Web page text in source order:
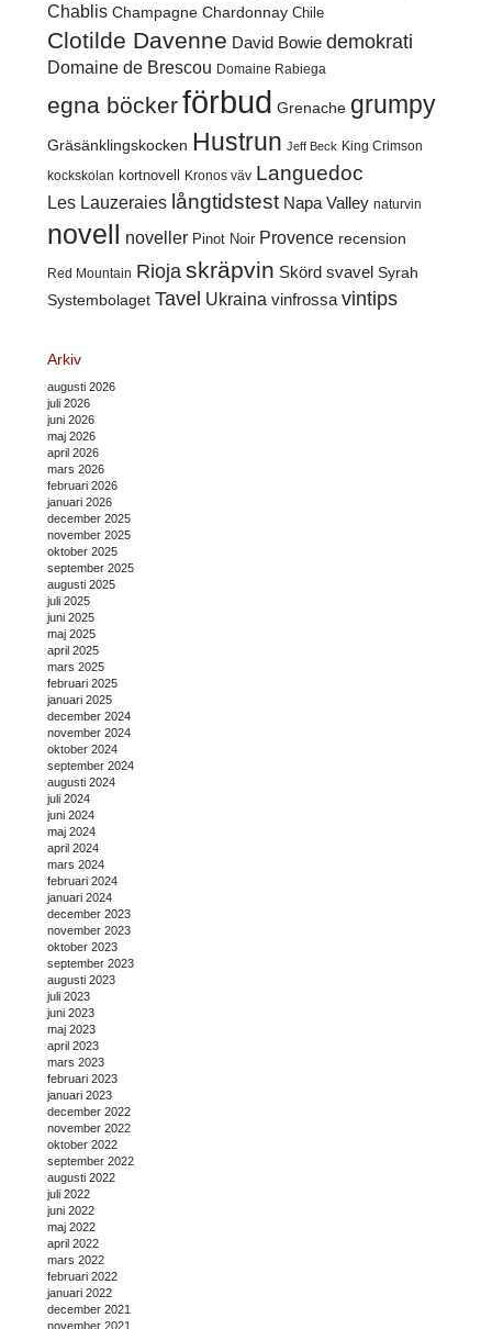
Chablis Champagne Chardonnay Chile
Clotilde Davenne David Bowie demokrati
Domaine de Brescou Domaine Rabiega
egna böckerförbud Grenache grumpy
Gräsänklingskocken Hustrun Jeff Beck King Crimson
kockskolan kortnovell Kronos väv Languedoc
Les Lauzeraies långtidstest Napa Valley naturvin
novell noveller Pinot Noir Provence recension
Red Mountain Rioja skräpvin Skörd svavel Syrah
Systembolaget Tavel Ukraina vinfrossa vintips
Arkiv
augusti 2026
juli 2026
juni 2026
maj 2026
april 2026
mars 2026
februari 2026
januari 2026
december 2025
november 2025
oktober 2025
september 2025
augusti 2025
juli 2025
juni 2025
maj 2025
april 2025
mars 2025
februari 2025
januari 2025
december 2024
november 2024
oktober 2024
september 2024
augusti 2024
juli 2024
juni 2024
maj 2024
april 2024
mars 2024
februari 2024
januari 2024
december 2023
november 2023
oktober 2023
september 2023
augusti 2023
juli 2023
juni 2023
maj 2023
april 2023
mars 2023
februari 2023
januari 2023
december 2022
november 2022
oktober 2022
september 2022
augusti 2022
juli 2022
juni 2022
maj 2022
april 2022
mars 2022
februari 2022
januari 2022
december 2021
november 2021